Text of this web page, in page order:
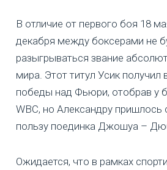
В отличие от первого боя 18
декабря между боксерами не
разыгрываться звание
мира. Этот титул Усик получил
победы над Фьюри, отобрав у
WBC, но Александру пришлось
пользу поединка Джошуа –
Ожидается, что в рамках